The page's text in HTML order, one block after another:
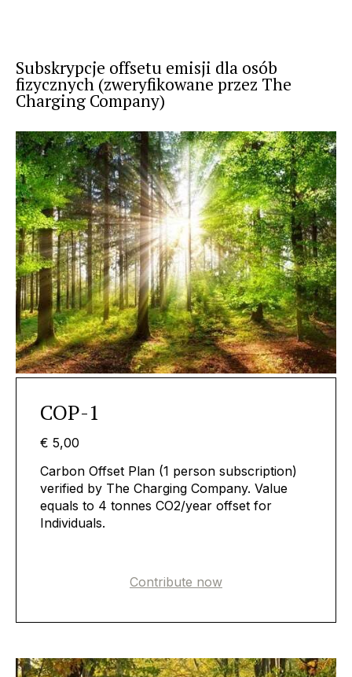
Subskrypcje offsetu emisji dla osób
fizycznych (zweryfikowane przez The
Charging Company)
COP-1
€ 5,00
Carbon Offset Plan (1 person subscription)
verified by The Charging Company. Value
equals to 4 tonnes CO2/year offset for
Individuals.
Contribute now